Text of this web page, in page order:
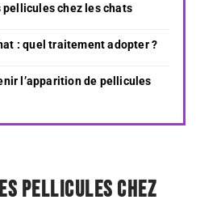
pellicules chez les chats
: quel traitement adopter ?
l’apparition de pellicules
pellicules chez